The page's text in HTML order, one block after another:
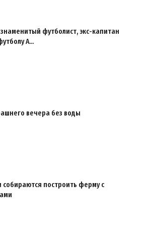
футболист, экс-капитан
А…
вечера без воды
собираются построить ферму с